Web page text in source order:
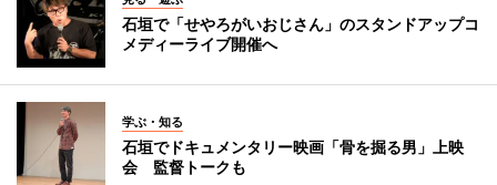
石垣で「せやろがいおじさん」のスタンドアップコ
メディーライブ開催へ
学ぶ・知る
石垣でドキュメンタリー映画「骨を掘る男」上映
会 監督トークも